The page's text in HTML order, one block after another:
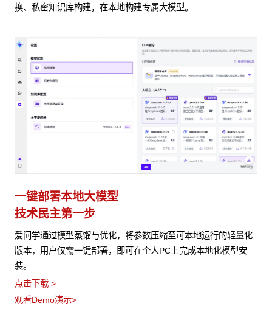
换、私密知识库构建，在本地构建专属大模型。
一键部署本地大模型
技术民主第一步
爱问学通过模型蒸馏与优化，将参数压缩至可本地运行的轻量化
版本，用户仅需一键部署，即可在个人PC上完成本地化模型安
装。
点击下载 >
观看Demo演示>